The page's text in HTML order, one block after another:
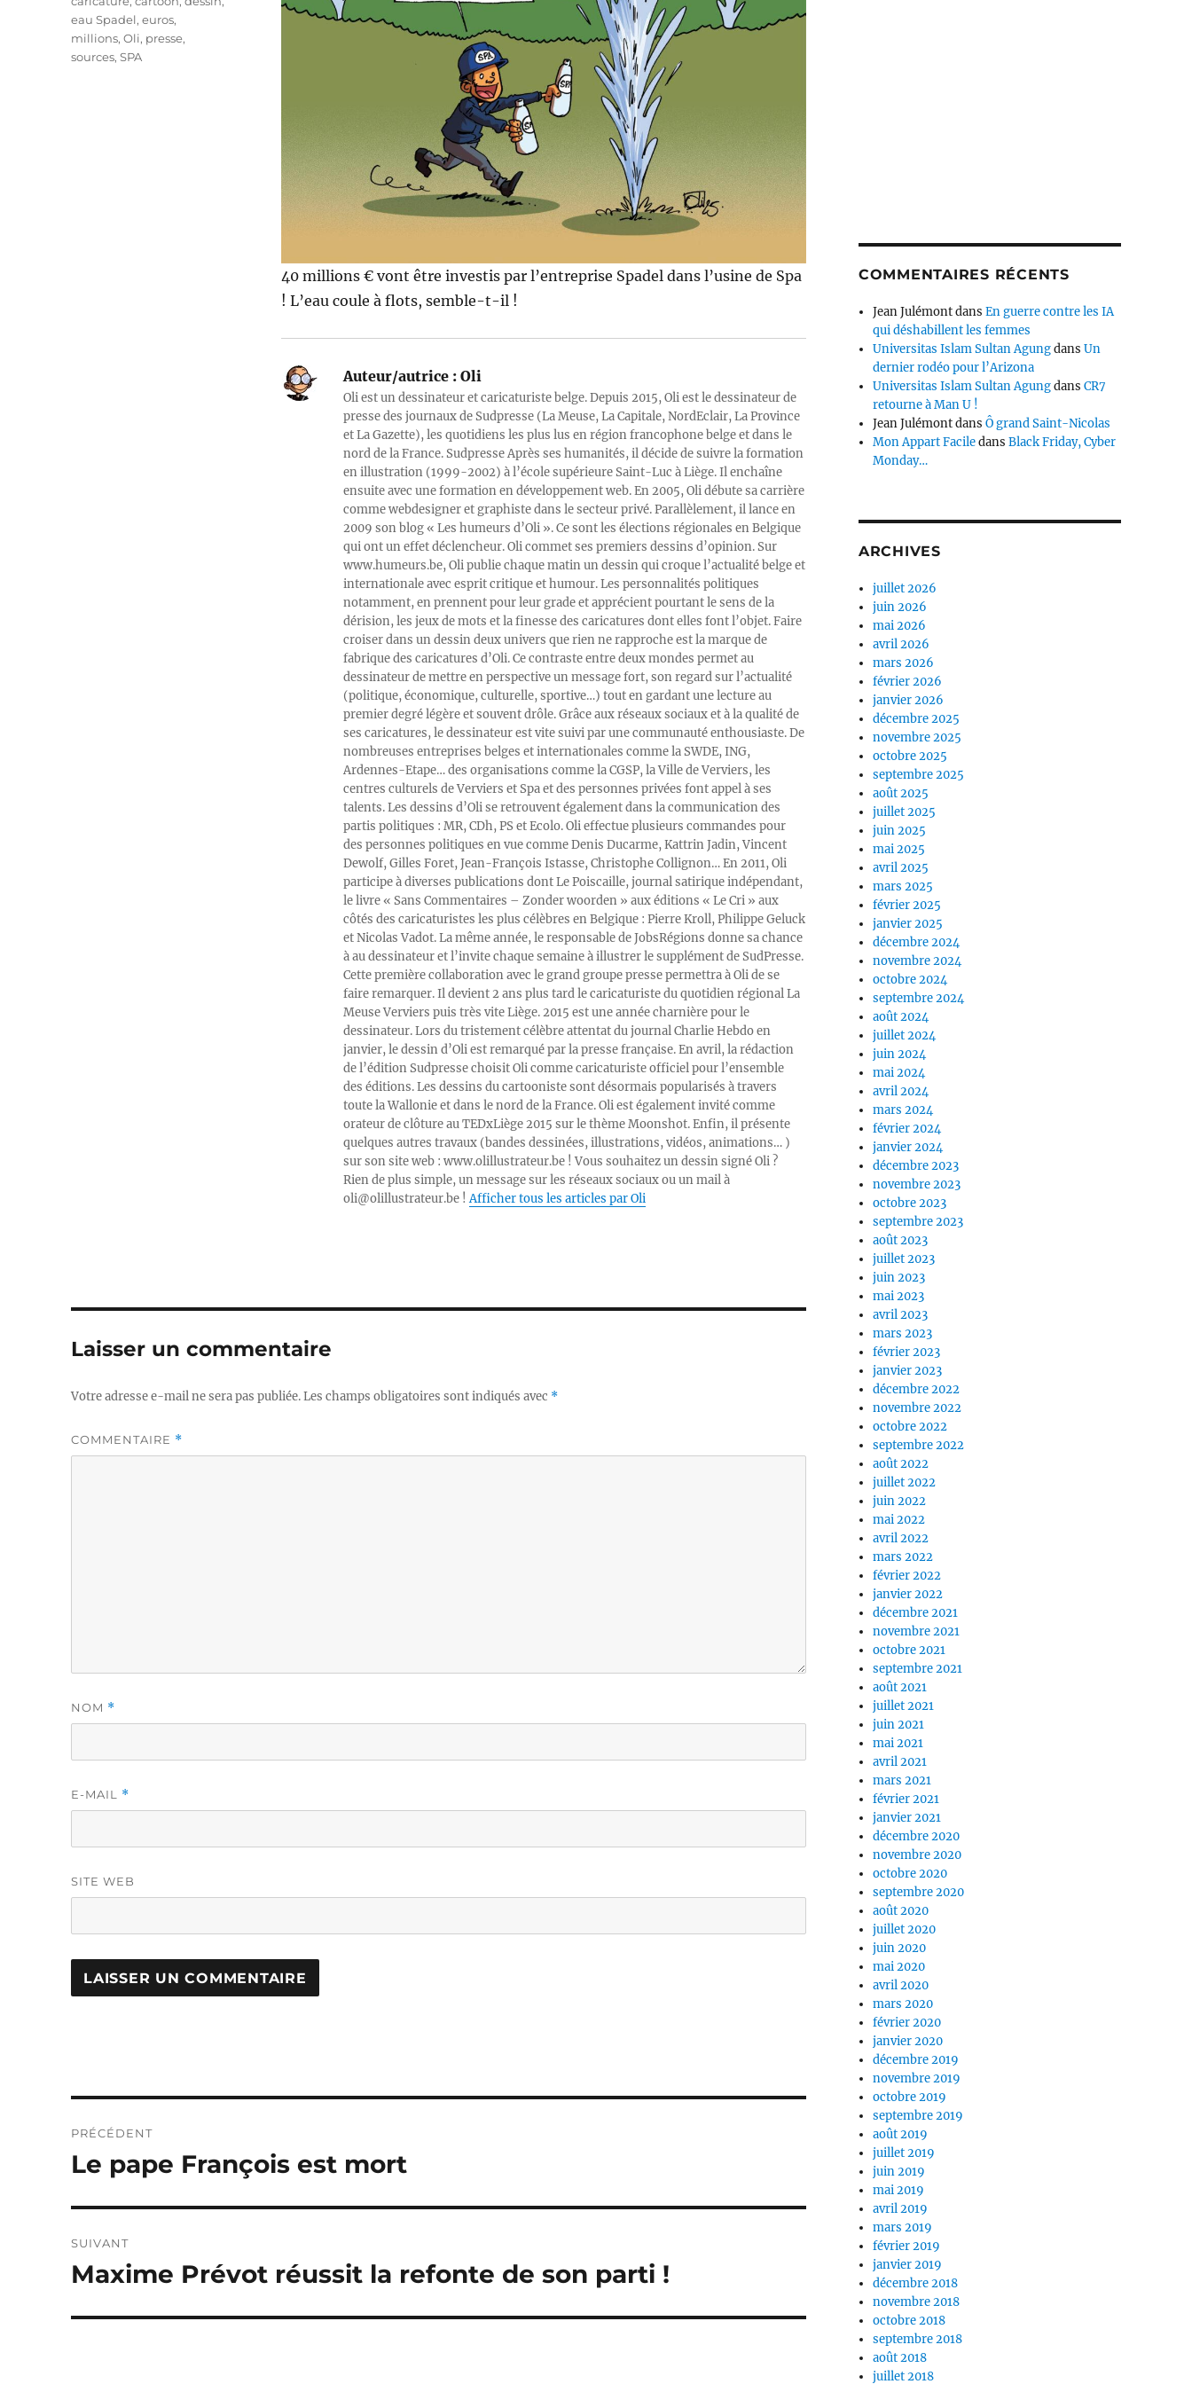
40 millions € vont être investis par l’entreprise Spadel dans l’usine de Spa
! L’eau coule à flots, semble-t-il !
Auteur/autrice :Oli
Oli est un dessinateur et caricaturiste belge. Depuis 2015, Oli est le dessinateur de
presse des journaux de Sudpresse (La Meuse, La Capitale, NordEclair, La Province
et La Gazette), les quotidiens les plus lus en région francophone belge et dans le
nord de la France. Sudpresse Après ses humanités, il décide de suivre la formation
en illustration (1999-2002) à l’école supérieure Saint-Luc à Liège. Il enchaîne
ensuite avec une formation en développement web. En 2005, Oli débute sa carrière
comme webdesigner et graphiste dans le secteur privé. Parallèlement, il lance en
2009 son blog « Les humeurs d’Oli ». Ce sont les élections régionales en Belgique
qui ont un effet déclencheur. Oli commet ses premiers dessins d’opinion. Sur
www.humeurs.be, Oli publie chaque matin un dessin qui croque l’actualité belge et
internationale avec esprit critique et humour. Les personnalités politiques
notamment, en prennent pour leur grade et apprécient pourtant le sens de la
dérision, les jeux de mots et la finesse des caricatures dont elles font l’objet. Faire
croiser dans un dessin deux univers que rien ne rapproche est la marque de
fabrique des caricatures d’Oli. Ce contraste entre deux mondes permet au
dessinateur de mettre en perspective un message fort, son regard sur l’actualité
(politique, économique, culturelle, sportive…) tout en gardant une lecture au
premier degré légère et souvent drôle. Grâce aux réseaux sociaux et à la qualité de
ses caricatures, le dessinateur est vite suivi par une communauté enthousiaste. De
nombreuses entreprises belges et internationales comme la SWDE, ING,
Ardennes-Etape… des organisations comme la CGSP, la Ville de Verviers, les
centres culturels de Verviers et Spa et des personnes privées font appel à ses
talents. Les dessins d’Oli se retrouvent également dans la communication des
partis politiques : MR, CDh, PS et Ecolo. Oli effectue plusieurs commandes pour
des personnes politiques en vue comme Denis Ducarme, Kattrin Jadin, Vincent
Dewolf, Gilles Foret, Jean-François Istasse, Christophe Collignon… En 2011, Oli
participe à diverses publications dont Le Poiscaille, journal satirique indépendant,
le livre « Sans Commentaires – Zonder woorden » aux éditions « Le Cri » aux
côtés des caricaturistes les plus célèbres en Belgique : Pierre Kroll, Philippe Geluck
et Nicolas Vadot. La même année, le responsable de JobsRégions donne sa chance
à au dessinateur et l’invite chaque semaine à illustrer le supplément de SudPresse.
Cette première collaboration avec le grand groupe presse permettra à Oli de se
faire remarquer. Il devient 2 ans plus tard le caricaturiste du quotidien régional La
Meuse Verviers puis très vite Liège. 2015 est une année charnière pour le
dessinateur. Lors du tristement célèbre attentat du journal Charlie Hebdo en
janvier, le dessin d’Oli est remarqué par la presse française. En avril, la rédaction
de l’édition Sudpresse choisit Oli comme caricaturiste officiel pour l’ensemble
des éditions. Les dessins du cartooniste sont désormais popularisés à travers
toute la Wallonie et dans le nord de la France. Oli est également invité comme
orateur de clôture au TEDxLiège 2015 sur le thème Moonshot. Enfin, il présente
quelques autres travaux (bandes dessinées, illustrations, vidéos, animations… )
sur son site web : www.olillustrateur.be ! Vous souhaitez un dessin signé Oli ?
Rien de plus simple, un message sur les réseaux sociaux ou un mail à
oli@olillustrateur.be !Afficher tous les articles par Oli
eau Spadel,euros,
millions,Oli, presse,
sources,SPA
Laisser un commentaire
Votre adresse e-mail ne sera pas publiée.Les champs obligatoires sont indiqués avec *
COMMENTAIRE *
NOM *
E-MAIL *
SITE WEB
de
PRÉCÉDENT
Publication
Le pape François est mort
SUIVANT
Publication
Maxime Prévot réussit la refonte de son parti !
COMMENTAIRES RÉCENTS
Jean JulémontdansEn guerre contre les IA
qui déshabillent les femmes
Universitas Islam Sultan AgungdansUn
dernier rodéo pour l’Arizona
Universitas Islam Sultan AgungdansCR7
retourne à Man U !
Jean JulémontdansÔ grand Saint-Nicolas
Mon Appart FaciledansBlack Friday, Cyber
Monday…
ARCHIVES
juillet 2026
juin 2026
mai 2026
avril 2026
mars 2026
février 2026
janvier 2026
décembre 2025
novembre 2025
octobre 2025
septembre 2025
août 2025
juillet 2025
juin 2025
mai 2025
avril 2025
mars 2025
février 2025
janvier 2025
décembre 2024
novembre 2024
octobre 2024
septembre 2024
août 2024
juillet 2024
juin 2024
mai 2024
avril 2024
mars 2024
février 2024
janvier 2024
décembre 2023
novembre 2023
octobre 2023
septembre 2023
août 2023
juillet 2023
juin 2023
mai 2023
avril 2023
mars 2023
février 2023
janvier 2023
décembre 2022
novembre 2022
octobre 2022
septembre 2022
août 2022
juillet 2022
juin 2022
mai 2022
avril 2022
mars 2022
février 2022
janvier 2022
décembre 2021
novembre 2021
octobre 2021
septembre 2021
août 2021
juillet 2021
juin 2021
mai 2021
avril 2021
mars 2021
février 2021
janvier 2021
décembre 2020
novembre 2020
octobre 2020
septembre 2020
août 2020
juillet 2020
juin 2020
mai 2020
avril 2020
mars 2020
février 2020
janvier 2020
décembre 2019
novembre 2019
octobre 2019
septembre 2019
août 2019
juillet 2019
juin 2019
mai 2019
avril 2019
mars 2019
février 2019
janvier 2019
décembre 2018
novembre 2018
octobre 2018
septembre 2018
août 2018
juillet 2018